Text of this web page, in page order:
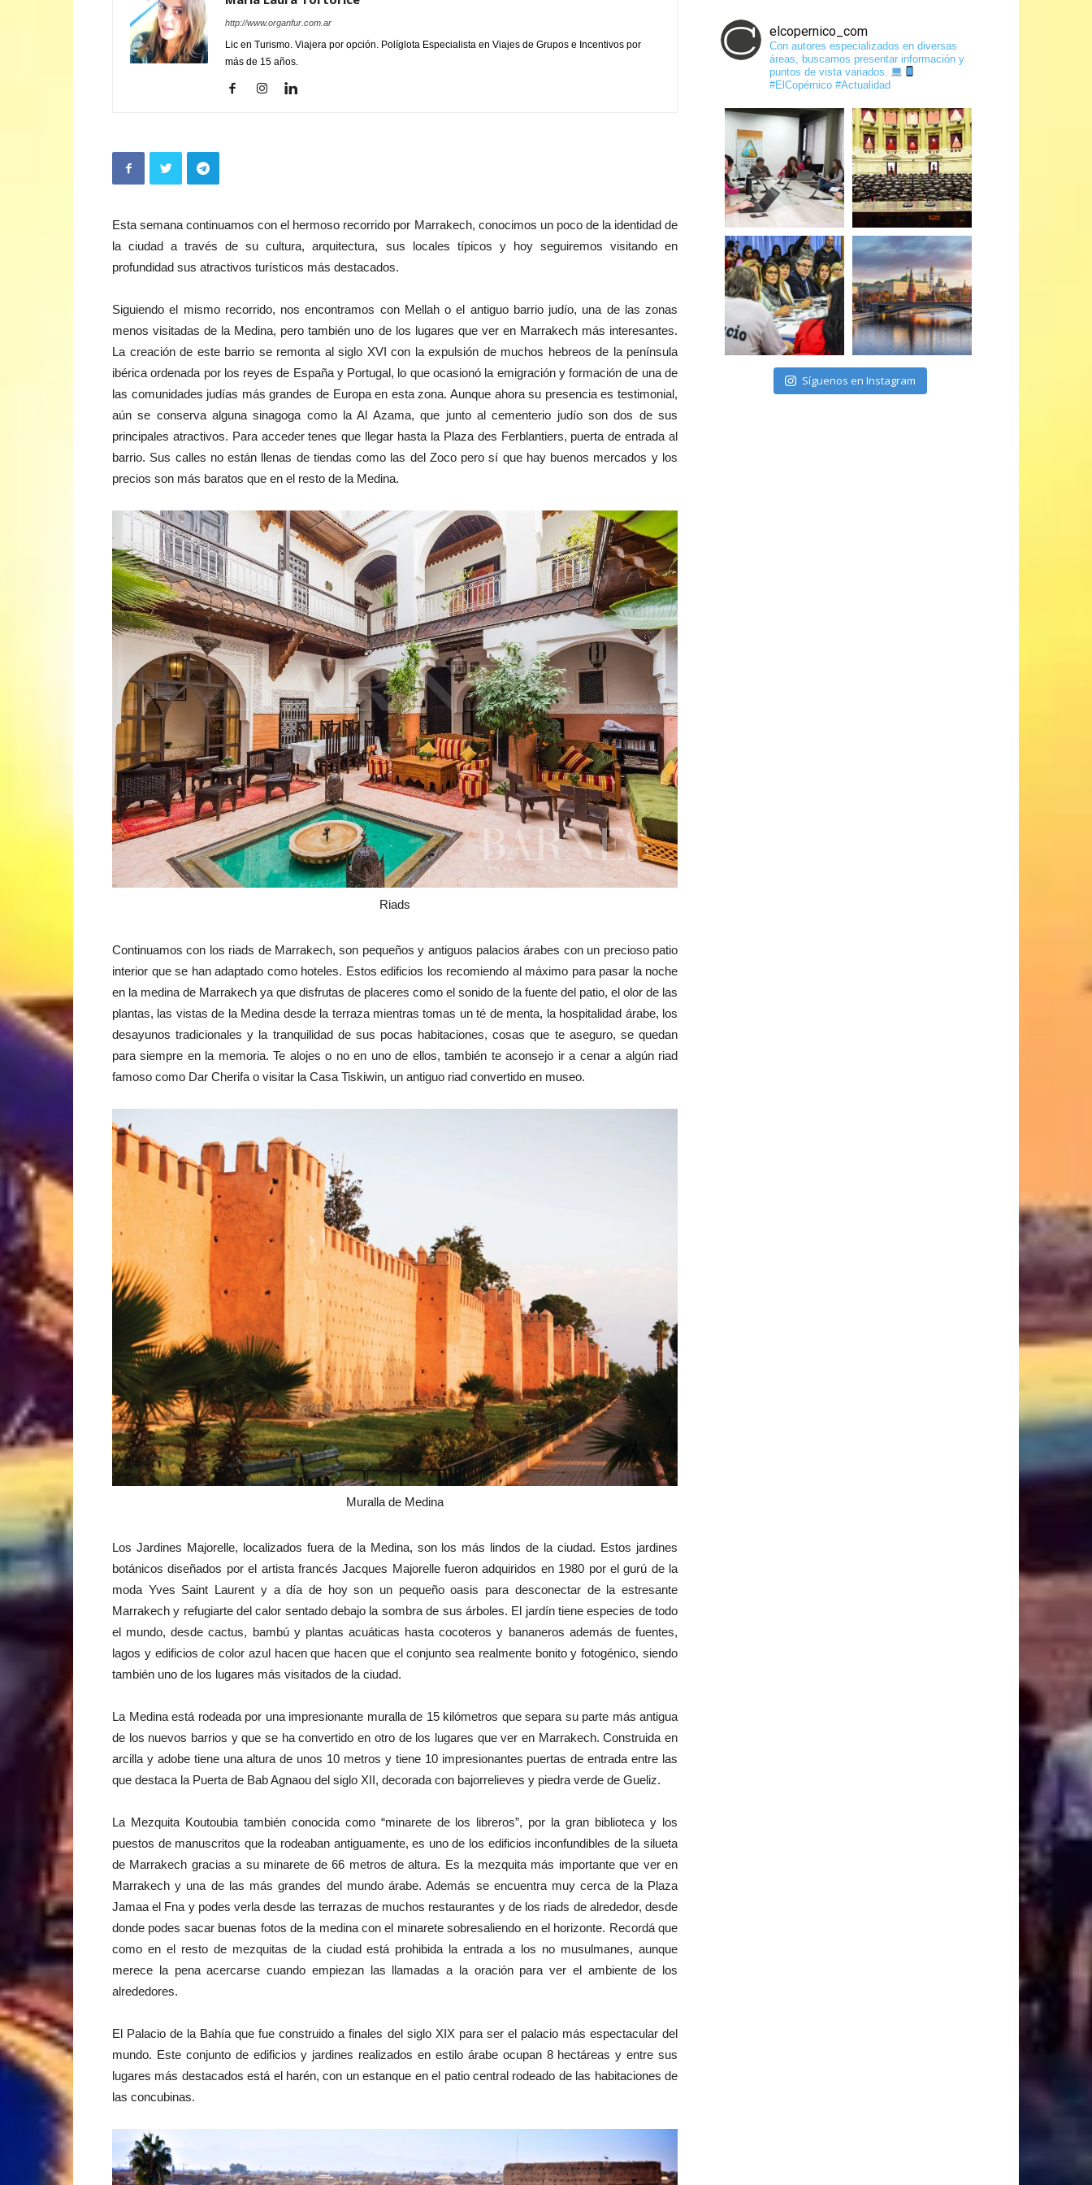
http://www.organfur.com.ar
Lic en Turismo. Viajera por opción. Políglota Especialista en Viajes de Grupos e Incentivos por
más de 15 años.
Esta semana continuamos con el hermoso recorrido por Marrakech, conocimos un poco de la identidad de
la ciudad a través de su cultura, arquitectura, sus locales típicos y hoy seguiremos visitando en
profundidad sus atractivos turísticos más destacados.
Siguiendo el mismo recorrido, nos encontramos con Mellah o el antiguo barrio judío, una de las zonas
menos visitadas de la Medina, pero también uno de los lugares que ver en Marrakech más interesantes.
La creación de este barrio se remonta al siglo XVI con la expulsión de muchos hebreos de la península
ibérica ordenada por los reyes de España y Portugal, lo que ocasionó la emigración y formación de una de
las comunidades judías más grandes de Europa en esta zona. Aunque ahora su presencia es testimonial,
aún se conserva alguna sinagoga como la Al Azama, que junto al cementerio judío son dos de sus
principales atractivos. Para acceder tenes que llegar hasta la Plaza des Ferblantiers, puerta de entrada al
barrio. Sus calles no están llenas de tiendas como las del Zoco pero sí que hay buenos mercados y los
precios son más baratos que en el resto de la Medina.
Riads
Continuamos con los riads de Marrakech, son pequeños y antiguos palacios árabes con un precioso patio
interior que se han adaptado como hoteles. Estos edificios los recomiendo al máximo para pasar la noche
en la medina de Marrakech ya que disfrutas de placeres como el sonido de la fuente del patio, el olor de las
plantas, las vistas de la Medina desde la terraza mientras tomas un té de menta, la hospitalidad árabe, los
desayunos tradicionales y la tranquilidad de sus pocas habitaciones, cosas que te aseguro, se quedan
para siempre en la memoria. Te alojes o no en uno de ellos, también te aconsejo ir a cenar a algún riad
famoso como Dar Cherifa o visitar la Casa Tiskiwin, un antiguo riad convertido en museo.
Muralla de Medina
Los Jardines Majorelle, localizados fuera de la Medina, son los más lindos de la ciudad. Estos jardines
botánicos diseñados por el artista francés Jacques Majorelle fueron adquiridos en 1980 por el gurú de la
moda Yves Saint Laurent y a día de hoy son un pequeño oasis para desconectar de la estresante
Marrakech y refugiarte del calor sentado debajo la sombra de sus árboles. El jardín tiene especies de todo
el mundo, desde cactus, bambú y plantas acuáticas hasta cocoteros y bananeros además de fuentes,
lagos y edificios de color azul hacen que hacen que el conjunto sea realmente bonito y fotogénico, siendo
también uno de los lugares más visitados de la ciudad.
La Medina está rodeada por una impresionante muralla de 15 kilómetros que separa su parte más antigua
de los nuevos barrios y que se ha convertido en otro de los lugares que ver en Marrakech. Construida en
arcilla y adobe tiene una altura de unos 10 metros y tiene 10 impresionantes puertas de entrada entre las
que destaca la Puerta de Bab Agnaou del siglo XII, decorada con bajorrelieves y piedra verde de Gueliz.
La Mezquita Koutoubia también conocida como “minarete de los libreros”, por la gran biblioteca y los
puestos de manuscritos que la rodeaban antiguamente, es uno de los edificios inconfundibles de la silueta
de Marrakech gracias a su minarete de 66 metros de altura. Es la mezquita más importante que ver en
Marrakech y una de las más grandes del mundo árabe. Además se encuentra muy cerca de la Plaza
Jamaa el Fna y podes verla desde las terrazas de muchos restaurantes y de los riads de alrededor, desde
donde podes sacar buenas fotos de la medina con el minarete sobresaliendo en el horizonte. Recordá que
como en el resto de mezquitas de la ciudad está prohibida la entrada a los no musulmanes, aunque
merece la pena acercarse cuando empiezan las llamadas a la oración para ver el ambiente de los
alrededores.
El Palacio de la Bahía que fue construido a finales del siglo XIX para ser el palacio más espectacular del
mundo. Este conjunto de edificios y jardines realizados en estilo árabe ocupan 8 hectáreas y entre sus
lugares más destacados está el harén, con un estanque en el patio central rodeado de las habitaciones de
las concubinas.
elcopernico_com
Con autores especializados en diversas
áreas, buscamos presentar información y
puntos de vista variados.
#ElCopérnico #Actualidad
Síguenos en Instagram